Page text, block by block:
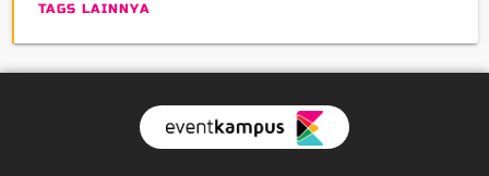
TAGS LAINNYA